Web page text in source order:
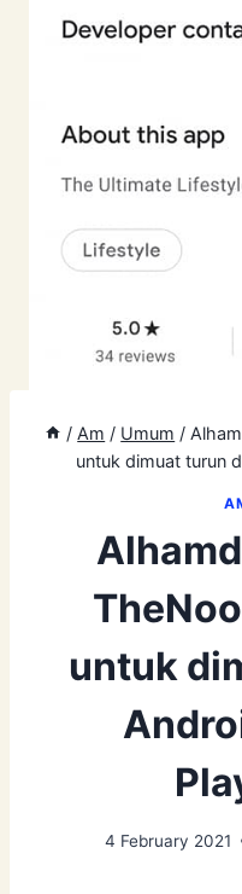
/ Am / Umum /
untuk dimuat turun
untuk
4 February 2021